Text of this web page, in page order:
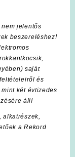
jelentős
beszereléshez!
saját
és
két évtizedes
áll!
alkatrészek,
a Rekord